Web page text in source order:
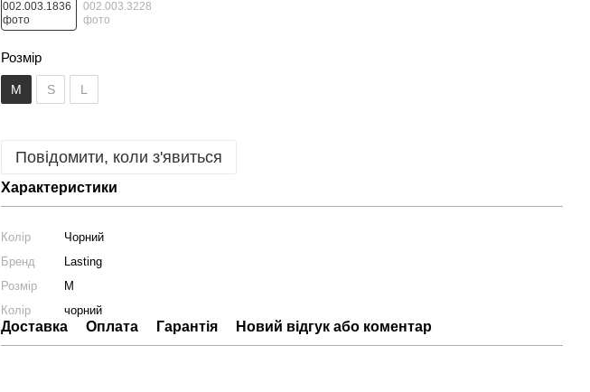
Розмір
M S L
Повідомити, коли з'явиться
Характеристики
Колір
Чорний
Бренд
Lasting
Розмір
M
Колір
чорний
Доставка Оплата Гарантія Новий відгук або коментар